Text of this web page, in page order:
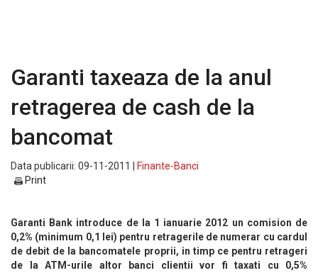
Garanti taxeaza de la anul
retragerea de cash de la
bancomat
Data publicarii: 09-11-2011 |
Finante-Banci
Print
Garanti Bank introduce de la 1 ianuarie 2012 un comision de
0,2% (minimum 0,1 lei) pentru retragerile de numerar cu cardul
de debit de la bancomatele proprii, in timp ce pentru retrageri
de la ATM-urile altor banci clientii vor fi taxati cu 0,5%